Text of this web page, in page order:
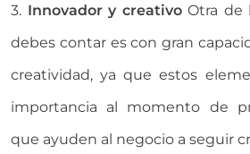
3. Innovador y creativo Otra de
debes contar es con gran
creatividad, ya que estos
importancia al momento de
que ayuden al negocio a seguir